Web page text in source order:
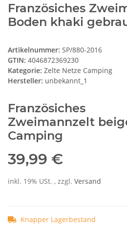
Französiches
Boden khaki
Artikelnummer: SP/880-2016
GTIN: 4046872369230
Kategorie: Zelte Netze Camping
Hersteller: unbekannt_1
Französiches
Zweimannzelt
Camping
39,99 €
inkl. 19% USt. , zzgl. Versand
Knapper Lagerbestand